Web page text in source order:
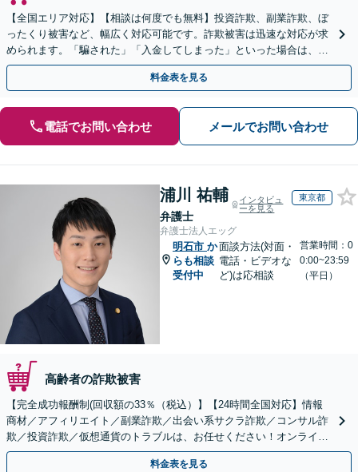
【全国エリア対応】【相談は何度でも無料】投資詐欺、副業詐欺、ぼ
ったくり被害など、幅広く対応可能です。詐欺被害は迅速な対応が求
められます。「騙された」「入金してしまった」といった場合は、お
早めにご相談ください。【電話・メール・WEB相談可】
料金表を見る
電話でお問い合わせ メールでお問い合わせ
浦川 祐輔
弁護士
インタビュ
ーを見る
東京都
弁護士法人エッグ
明石市 か
らも相談
受付中
面談方法(対面・
電話・ビデオな
ど)は応相談
営業時間：0
0:00~23:59
（平日）
高齢者の詐欺被害
【完全成功報酬制(回収額の33％（税込）】【24時間全国対応】情報
商材／アフィリエイト／副業詐欺／出会い系サクラ詐欺／コンサル詐
欺／投資詐欺／仮想通貨のトラブルは、お任せください！オンライン
のみで解決も可能！
料金表を見る